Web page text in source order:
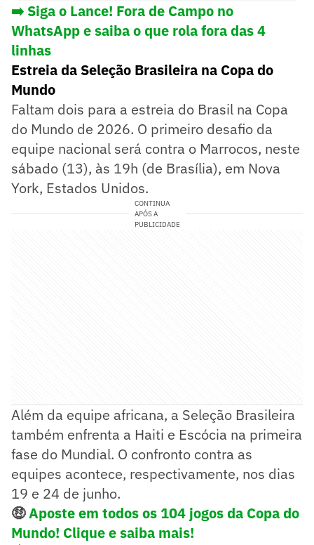
➡️ Siga o Lance! Fora de Campo no
WhatsApp e saiba o que rola fora das 4
linhas
Estreia da Seleção Brasileira na Copa do
Mundo
Faltam dois para a estreia do Brasil na Copa
do Mundo de 2026. O primeiro desafio da
equipe nacional será contra o Marrocos, neste
sábado (13), às 19h (de Brasília), em Nova
York, Estados Unidos.
CONTINUA
APÓS A
PUBLICIDADE
Além da equipe africana, a Seleção Brasileira
também enfrenta a Haiti e Escócia na primeira
fase do Mundial. O confronto contra as
equipes acontece, respectivamente, nos dias
19 e 24 de junho.
🤑Aposte em todos os 104 jogos da Copa do
Mundo! Clique e saiba mais!